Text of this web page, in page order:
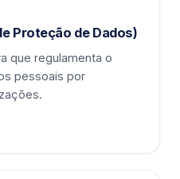
Proteção de Dados)
que regulamenta o
pessoais por